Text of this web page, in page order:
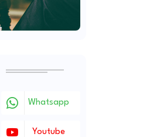
Whatsapp
Youtube